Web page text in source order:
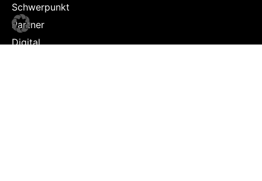
Schwerpunkt
Partner
Digital